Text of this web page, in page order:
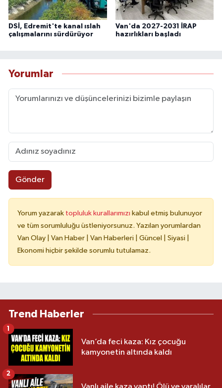
DSİ, Edremit'te kanal ıslah
çalışmalarını sürdürüyor
Van'da 2027-2031 İRAP
hazırlıkları başladı
Yorumlar
Gönder
Yorum yazarak topluluk kurallarımızı kabul etmiş bulunuyor
ve tüm sorumluluğu üstleniyorsunuz. Yazılan yorumlardan
Van Olay | Van Haber | Van Haberleri | Güncel | Siyasi |
Ekonomi hiçbir şekilde sorumlu tutulamaz.
Trend Haberler
Van’da feci kaza: Kız çocuğu
kamyonetin altında kaldı
1
2